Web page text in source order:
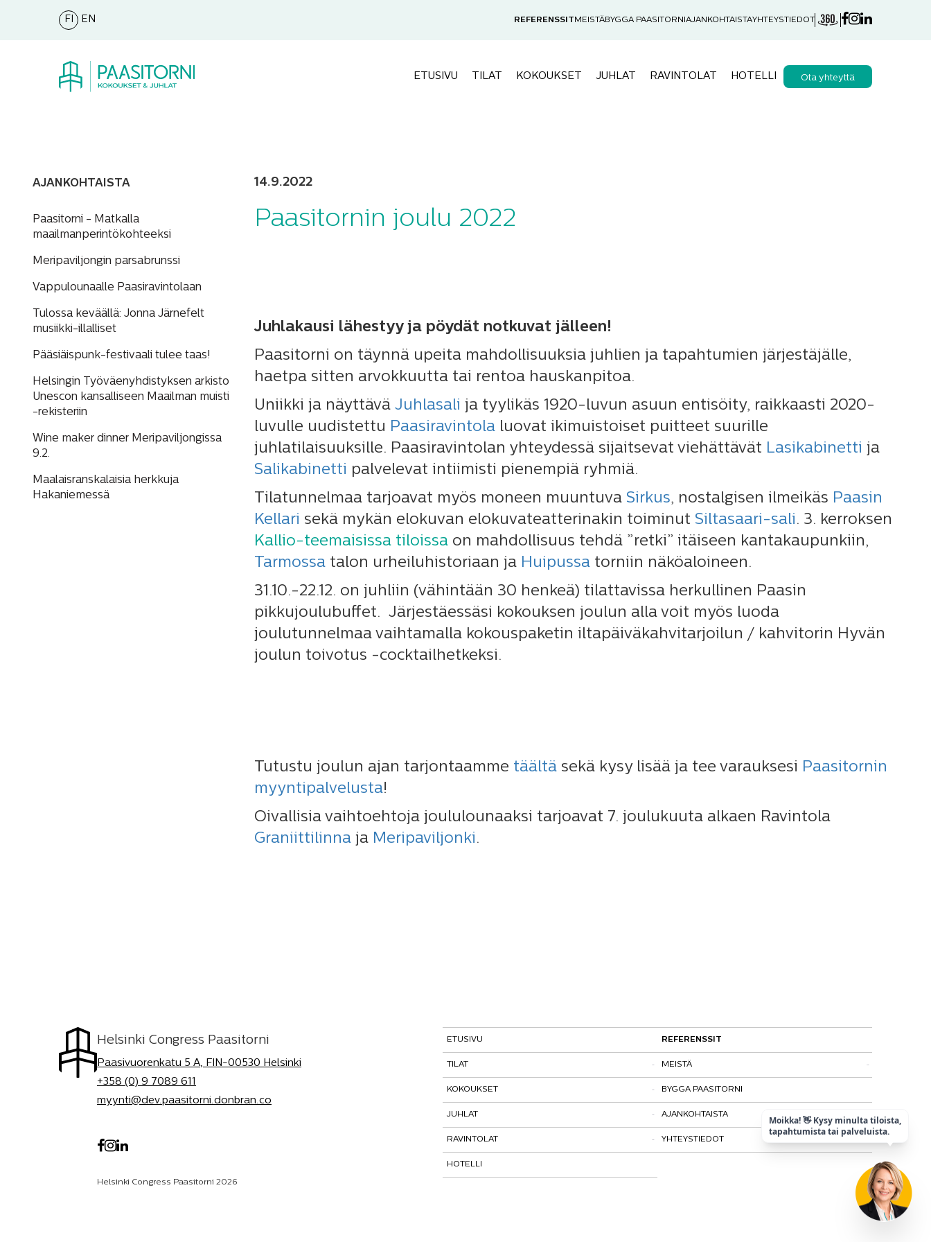
FI EN REFERENSSIT MEISTÄBYGGA PAASITORNI AJANKOHTAISTAYHTEYSTIEDOT
ETUSIVU TILAT KOKOUKSET JUHLAT RAVINTOLAT HOTELLI Ota yhteyttä
14.9.2022
Paasitornin joulu 2022
Juhlakausi lähestyy ja pöydät notkuvat jälleen!
Paasitorni on täynnä upeita mahdollisuuksia juhlien ja tapahtumien järjestäjälle,
haetpa sitten arvokkuutta tai rentoa hauskanpitoa.
Uniikki ja näyttävä Juhlasali ja tyylikäs 1920-luvun asuun entisöity, raikkaasti 2020-
luvulle uudistettu Paasiravintola luovat ikimuistoiset puitteet suurille
juhlatilaisuuksille. Paasiravintolan yhteydessä sijaitsevat viehättävät Lasikabinetti ja
Salikabinetti palvelevat intiimisti pienempiä ryhmiä.
Tilatunnelmaa tarjoavat myös moneen muuntuva Sirkus, nostalgisen ilmeikäs Paasin
Kellari sekä mykän elokuvan elokuvateatterinakin toiminut Siltasaari-sali. 3. kerroksen
Kallio-teemaisissa tiloissa on mahdollisuus tehdä ”retki” itäiseen kantakaupunkiin,
Tarmossa talon urheiluhistoriaan ja Huipussa torniin näköaloineen.
31.10.-22.12. on juhliin (vähintään 30 henkeä) tilattavissa herkullinen Paasin
pikkujoulubuffet. Järjestäessäsi kokouksen joulun alla voit myös luoda
joulutunnelmaa vaihtamalla kokouspaketin iltapäiväkahvitarjoilun / kahvitorin Hyvän
joulun toivotus -cocktailhetkeksi.
Tutustu joulun ajan tarjontaamme täältä sekä kysy lisää ja tee varauksesi Paasitornin
myyntipalvelusta!
Oivallisia vaihtoehtoja joululounaaksi tarjoavat 7. joulukuuta alkaen Ravintola
Graniittilinna ja Meripaviljonki.
AJANKOHTAISTA
Paasitorni - Matkalla
maailmanperintökohteeksi
Meripaviljongin parsabrunssi
Vappulounaalle Paasiravintolaan
Tulossa keväällä: Jonna Järnefelt
musiikki-illalliset
Pääsiäispunk-festivaali tulee taas!
Helsingin Työväenyhdistyksen arkisto
Unescon kansalliseen Maailman muisti
-rekisteriin
Wine maker dinner Meripaviljongissa
9.2.
Maalaisranskalaisia herkkuja
Hakaniemessä
Helsinki Congress Paasitorni
Paasivuorenkatu 5 A, FIN-00530 Helsinki
+358 (0) 9 7089 611
myynti@dev.paasitorni.donbran.co
Helsinki Congress Paasitorni 2026
ETUSIVU
TILAT
Tutustu tiloihimme
Tilat ja tarinat
Paasitorni-testi
KOKOUKSET
Kokouspaketit
Lisäpalvelut
JUHLAT
Pikkujoulut
RAVINTOLAT
Paasiravintola
HOTELLI
REFERENSSIT
MEISTÄ
Kohtaamispaikka
Laatu ja vastuullisuus
Historia
BYGGA PAASITORNI
AJANKOHTAISTA
Tietosuojaseloste
YHTEYSTIEDOT
Moikka! 👋 Kysy minulta tiloista,
tapahtumista tai palveluista.